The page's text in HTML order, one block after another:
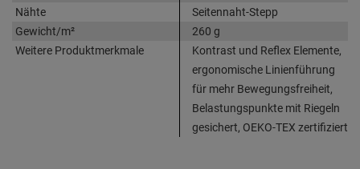
Nähte
Seitennaht-Stepp
Gewicht/m²
260 g
Weitere Produktmerkmale
Kontrast und Reflex Elemente,
ergonomische Linienführung
für mehr Bewegungsfreiheit,
Belastungspunkte mit Riegeln
gesichert, OEKO-TEX zertifiziert